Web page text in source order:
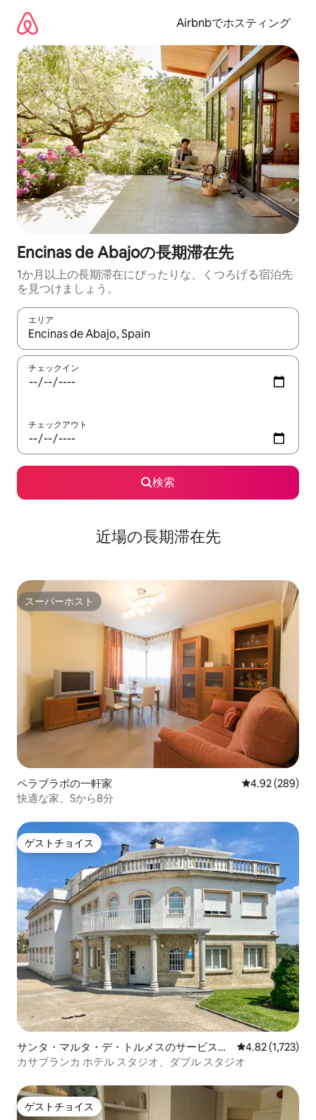
Airbnbでホスティング
Encinas de Abajoの長期滞在先
1か月以上の長期滞在にぴったりな、くつろげる宿泊先
を見つけましょう。
エリア
検索結果が表示されたら、上下の矢印キーを使って移動するか
チェックイン
チェックアウト
検索
近場の長期滞在先
スーパーホスト
スーパーホスト
ペラブラボの一軒家 レビュー289
4.92 (289)
快適な家、Sから8分
ゲストチョイス
ゲストチョイス
サンタ・マルタ・デ・トルメスのサービスア
パートメント
レビュー1,723
4.82 (1,723)
カサブランカ ホテル スタジオ、ダブル スタジオ
ゲストチョイス
ゲストチョイス